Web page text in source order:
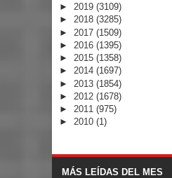
► 2019 (3109)
► 2018 (3285)
► 2017 (1509)
► 2016 (1395)
► 2015 (1358)
► 2014 (1697)
► 2013 (1854)
► 2012 (1678)
► 2011 (975)
► 2010 (1)
MÁS LEÍDAS DEL MES